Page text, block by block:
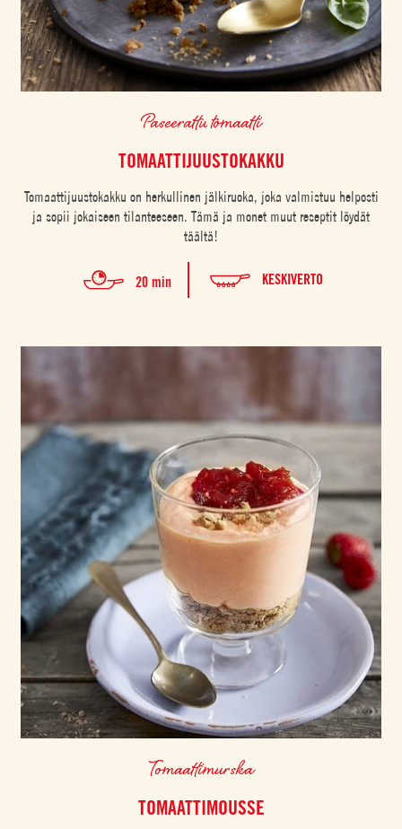
Paseerattu tomaatti
TOMAATTIJUUSTOKAKKU
Tomaattijuustokakku on herkullinen jälkiruoka, joka valmistuu helposti
ja sopii jokaiseen tilanteeseen. Tämä ja monet muut reseptit löydät
täältä!
20 min KESKIVERTO
Tomaattimurska
TOMAATTIMOUSSE